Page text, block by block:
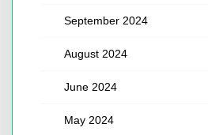
September 2024
August 2024
June 2024
May 2024